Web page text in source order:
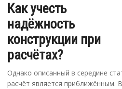
Как учесть
надёжность
конструкции при
расчётах?
Однако описанный в середине
расчёт является приближённым. В